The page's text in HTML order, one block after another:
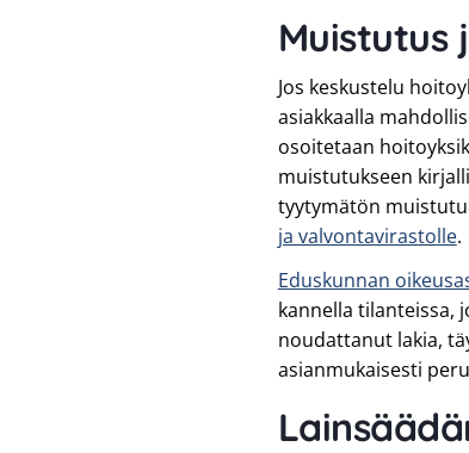
Muistutus
Jos keskustelu
asiakkaalla
osoitetaan
muistutukseen
tyytymätön
ja valvontavirastolle.
Eduskunnan
kannella tilanteissa,
noudattanut lakia,
asianmukaisesti